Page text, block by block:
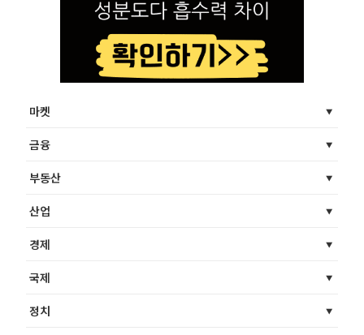
마켓
금융
부동산
산업
경제
국제
정치